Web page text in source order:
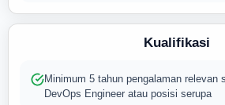
Kualifikasi
Minimum 5 tahun pengalaman relevan
DevOps Engineer atau posisi serupa